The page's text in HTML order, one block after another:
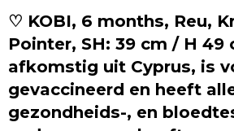
♡ KOBI, 6 months, Reu,
Pointer, SH: 39 cm / H 49
afkomstig uit Cyprus, is
gevaccineerd en heeft
gezondheids-, en